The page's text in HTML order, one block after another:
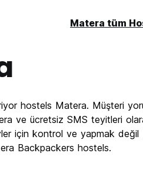
Matera tüm
hostels Matera. Müşteri
ve ücretsiz SMS teyitleri
için kontrol ve yapmak değil
Backpackers hostels.